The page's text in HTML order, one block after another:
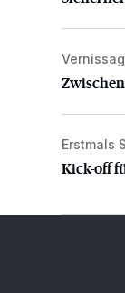
Kick-off
Erstmals
Kick-off